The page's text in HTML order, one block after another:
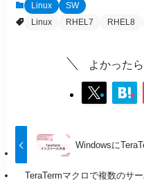
Linux
SW
Linux
RHEL7 RHEL8
よかった
Windowsに
TeraTermマクロで複数のサ